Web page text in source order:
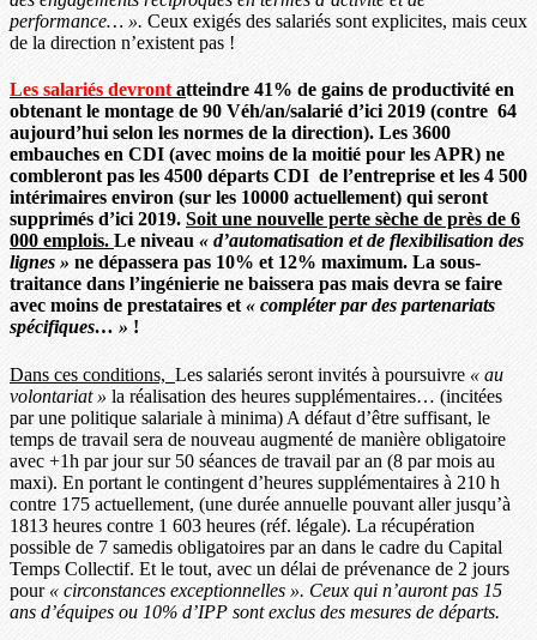
performance… ». Ceux exigés des salariés sont explicites, mais ceux
de la direction n’existent pas !
Les salariés devront atteindre 41% de gains de productivité en
obtenant le montage de 90 Véh/an/salarié d’ici 2019 (contre 64
aujourd’hui selon les normes de la direction). Les 3600
embauches en CDI (avec moins de la moitié pour les APR) ne
combleront pas les 4500 départs CDI de l’entreprise et les 4 500
intérimaires environ (sur les 10000 actuellement) qui seront
supprimés d’ici 2019. Soit une nouvelle perte sèche de près de 6
000 emplois. Le niveau « d’automatisation et de flexibilisation des
lignes » ne dépassera pas 10% et 12% maximum. La sous-
traitance dans l’ingénierie ne baissera pas mais devra se faire
avec moins de prestataires et « compléter par des partenariats
spécifiques… » !
Dans ces conditions, Les salariés seront invités à poursuivre « au
volontariat » la réalisation des heures supplémentaires… (incitées
par une politique salariale à minima) A défaut d’être suffisant, le
temps de travail sera de nouveau augmenté de manière obligatoire
avec +1h par jour sur 50 séances de travail par an (8 par mois au
maxi). En portant le contingent d’heures supplémentaires à 210 h
contre 175 actuellement, (une durée annuelle pouvant aller jusqu’à
1813 heures contre 1 603 heures (réf. légale). La récupération
possible de 7 samedis obligatoires par an dans le cadre du Capital
Temps Collectif. Et le tout, avec un délai de prévenance de 2 jours
pour« circonstances exceptionnelles ». Ceux qui n’auront pas 15
ans d’équipes ou 10% d’IPP sont exclus des mesures de départs.